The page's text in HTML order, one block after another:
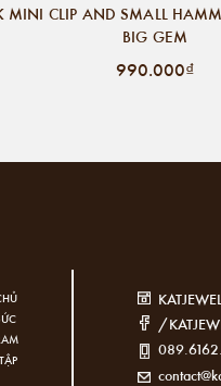
MINI CLIP AND SMALL
BIG GEM
990.000₫
/